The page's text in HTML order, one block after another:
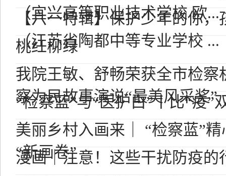
（宜兴高等职业技术学校 欧...
【六一特辑】保护少年的你，
（江苏省陶都中等专业学校 ...
桃红柳绿
我院王敏、舒畅荣获全市检察
察为民故事演说“最美风采奖”
“检察蓝”与“医护白”丨比“疫”
美丽乡村入画来｜ “检察蓝”
“新画卷”
漫画｜注意！这些干扰防疫的